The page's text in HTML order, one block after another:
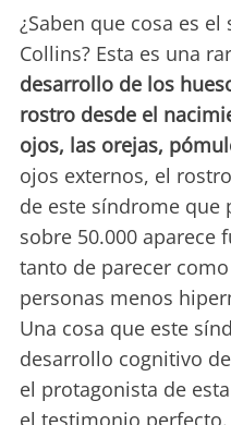
¿Saben que cosa es
Collins? Esta es una
desarrollo de los
rostro desde el
ojos, las orejas,
ojos externos, el
de este síndrome que
sobre 50.000 aparece
tanto de parecer
personas menos
Una cosa que este
desarrollo cognitivo
el protagonista de
el testimonio perfecto.